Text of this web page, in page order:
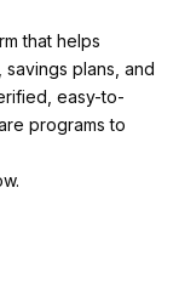
that helps
plans, and
easy-to-
programs to